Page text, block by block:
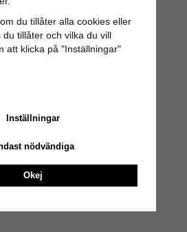
du tillåter alla cookies eller
du tillåter och vilka du vill
att klicka på "Inställningar"
Inställningar
nödvändiga
Okej